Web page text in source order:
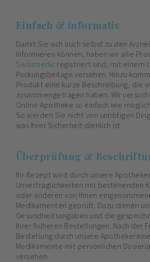
Einfach & informativ
Damit Sie sich auch selbst zu den
informieren können, haben wir alle
Swissmedic registriert sind, mit einem
Packungsbeilage versehen. Hinzu
Produkt eine kurze Beschreibung, die
zusammengetragen haben. Wir
Online Apotheke so einfach wie
So werden Sie nicht von unnötigen
was Ihrer Sicherheit dienlich ist.
Überprüfung &
Ihr Rezept wird durch unsere
Unverträglichkeiten mit bestehenden
oder anderen von Ihnen
Medikamenten geprüft. Dazu dienen
Gesundheitsangaben und die
Ihrer früheren Bestellungen. Nach der
Bestellung durch unsere
Medikamente mit persönlichen
versehen.